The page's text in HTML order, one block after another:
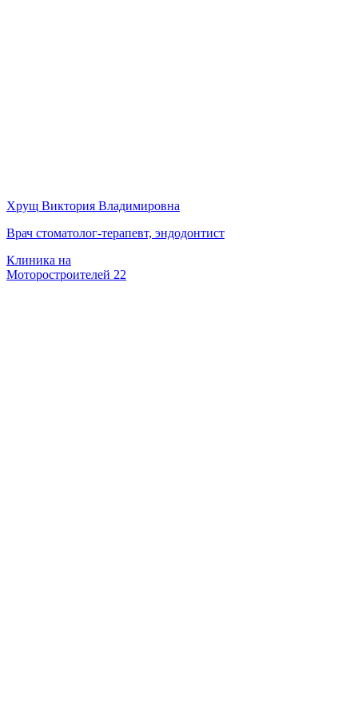
Хрущ Виктория Владимировна
Врач стоматолог-терапевт, эндодонтист
Клиника на
Моторостроителей 22